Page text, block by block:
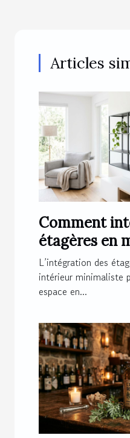
Articles
Comment
étagères en
intérieur
L’intégration des
intérieur minimaliste
espace en...